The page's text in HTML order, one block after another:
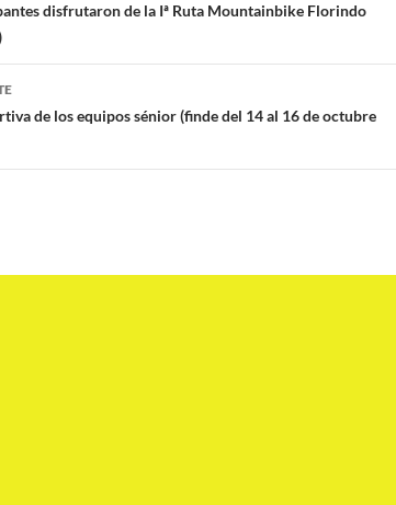
disfrutaron de la Iª Ruta Mountainbike Florindo
de los equipos sénior (finde del 14 al 16 de octubre